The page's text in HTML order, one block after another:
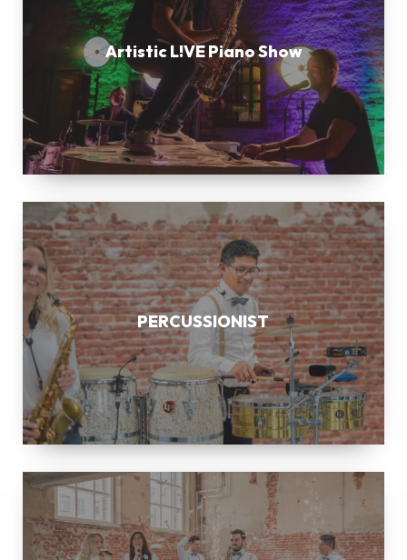
Artistic L!VE Piano Show
PERCUSSIONIST
PERCUSSIONIST
COVERBANDS